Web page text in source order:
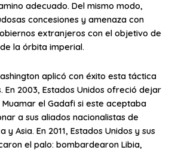
adecuado. Del mismo modo,
concesiones y amenaza con
extranjeros con el objetivo de
la órbita imperial.
aplicó con éxito esta táctica
En 2003, Estados Unidos ofreció dejar
el Gadafi si este aceptaba
a sus aliados nacionalistas de
Asia. En 2011, Estados Unidos y sus
el palo: bombardearon Libia,